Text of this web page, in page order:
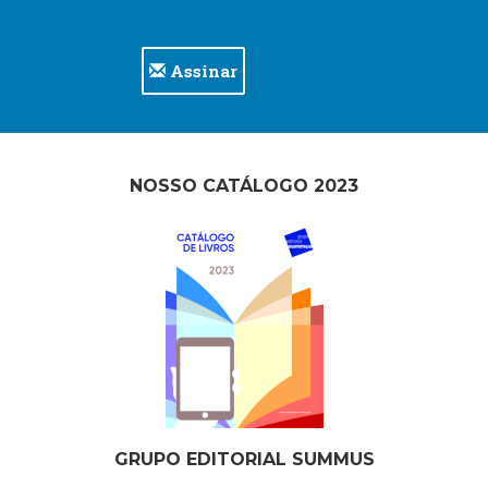
Assinar
NOSSO CATÁLOGO 2023
GRUPO EDITORIAL SUMMUS